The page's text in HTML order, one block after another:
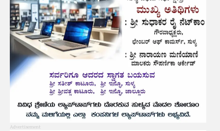
Advertisement